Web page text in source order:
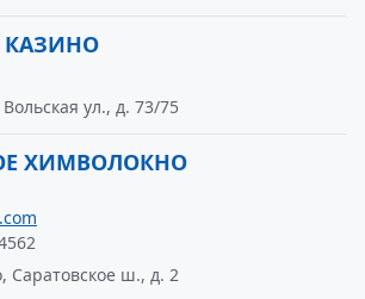
КАЗИНО
ул., д. 73/75
ХИМВОЛОКНО
Саратовское ш., д. 2